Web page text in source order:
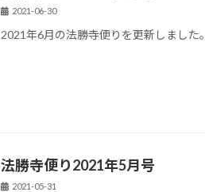
2021-06-30
2021年6月の法勝寺便りを更新しました。
法勝寺便り2021年5月号
2021-05-31